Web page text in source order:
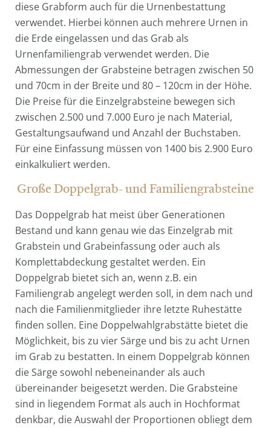
diese Grabform auch für die Urnenbestattung
verwendet. Hierbei können auch mehrere Urnen in
die Erde eingelassen und das Grab als
Urnenfamiliengrab verwendet werden. Die
Abmessungen der Grabsteine betragen zwischen 50
und 70cm in der Breite und 80 – 120cm in der Höhe.
Die Preise für die Einzelgrabsteine bewegen sich
zwischen 2.500 und 7.000 Euro je nach Material,
Gestaltungsaufwand und Anzahl der Buchstaben.
Für eine Einfassung müssen von 1400 bis 2.900 Euro
einkalkuliert werden.
Große Doppelgrab- und Familiengrabsteine
Das Doppelgrab hat meist über Generationen
Bestand und kann genau wie das Einzelgrab mit
Grabstein und Grabeinfassung oder auch als
Komplettabdeckung gestaltet werden. Ein
Doppelgrab bietet sich an, wenn z.B. ein
Familiengrab angelegt werden soll, in dem nach und
nach die Familienmitglieder ihre letzte Ruhestätte
finden sollen. Eine Doppelwahlgrabstätte bietet die
Möglichkeit, bis zu vier Särge und bis zu acht Urnen
im Grab zu bestatten. In einem Doppelgrab können
die Särge sowohl nebeneinander als auch
übereinander beigesetzt werden. Die Grabsteine
sind in liegendem Format als auch in Hochformat
denkbar, die Auswahl der Proportionen obliegt dem